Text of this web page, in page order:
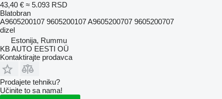
43,40 € ≈ 5.093 RSD
Blatobran
A9605200107 9605200107 A9605200707 9605200707
dizel
Estonija, Rummu
KB AUTO EESTI OÜ
Kontaktirajte prodavca
Prodajete tehniku?
Učinite to sa nama!